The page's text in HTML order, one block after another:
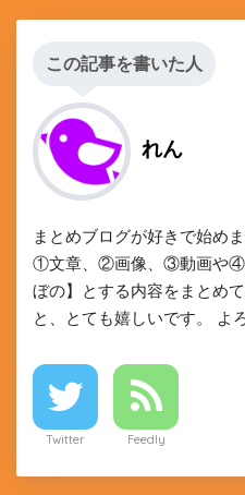
この記事を書いた人
れん
まとめブログが好きで始め
①文章、②画像、③動画や④
ぼの】とする内容をまとめ
と、とても嬉しいです。 よ
Twitter Feedly